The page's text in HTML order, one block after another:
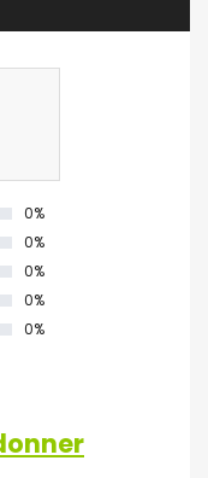
0%
0%
0%
0%
0%